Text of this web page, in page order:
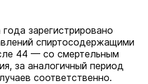
зарегистрировано
спиртосодержащими
44 — со смертельным
за аналогичный период
соответственно.